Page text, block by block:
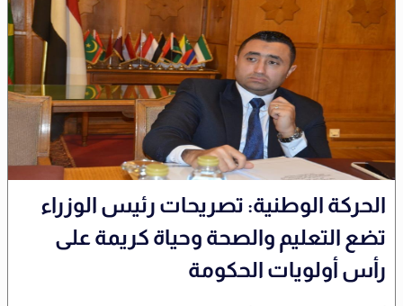
الحركة الوطنية: تصريحات رئيس الوزراء
تضع التعليم والصحة وحياة كريمة على
رأس أولويات الحكومة